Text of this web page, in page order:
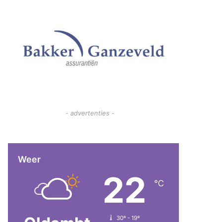
- advertenties -
Weer
22 ℃
30º - 19º